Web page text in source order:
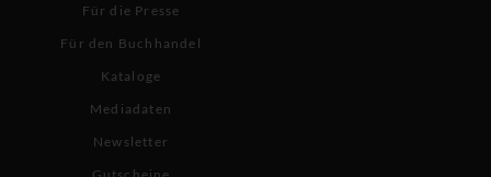
Für die Presse
Für den Buchhandel
Kataloge
Mediadaten
Newsletter
Gutscheine